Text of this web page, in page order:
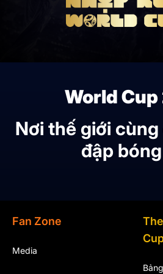
World
Nơi thế giới
đập
Fan Zone
Media